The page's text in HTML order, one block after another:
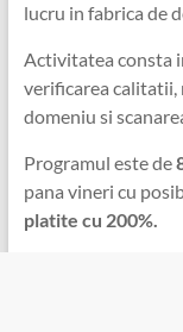
lucru in fabrica de
Activitatea consta
verificarea calitatii,
domeniu si
Programul este de
pana vineri cu
platite cu 200%.